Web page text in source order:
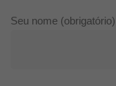
Seu nome (obrigatório)